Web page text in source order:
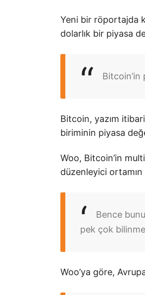
Yeni bir röportajda
dolarlık bir piyasa
Bitcoin, yazım
biriminin piyasa
Woo, Bitcoin’in
düzenleyici ortamın
Bence
pek çok
Woo’ya göre,